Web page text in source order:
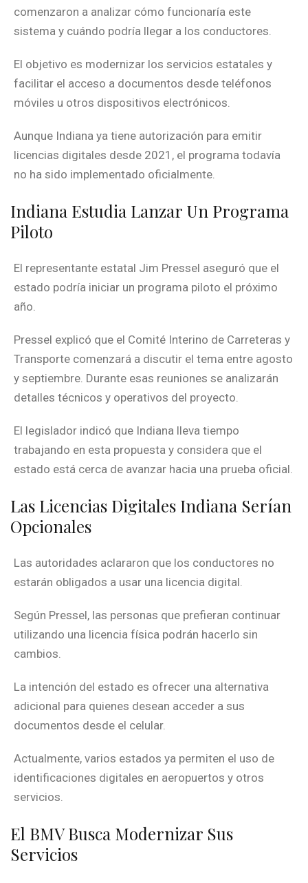
comenzaron a analizar cómo funcionaría este
sistema y cuándo podría llegar a los conductores.
El objetivo es modernizar los servicios estatales y
facilitar el acceso a documentos desde teléfonos
móviles u otros dispositivos electrónicos.
Aunque Indiana ya tiene autorización para emitir
licencias digitales desde 2021, el programa todavía
no ha sido implementado oficialmente.
Indiana Estudia Lanzar Un Programa
Piloto
El representante estatal Jim Pressel aseguró que el
estado podría iniciar un programa piloto el próximo
año.
Pressel explicó que el Comité Interino de Carreteras y
Transporte comenzará a discutir el tema entre agosto
y septiembre. Durante esas reuniones se analizarán
detalles técnicos y operativos del proyecto.
El legislador indicó que Indiana lleva tiempo
trabajando en esta propuesta y considera que el
estado está cerca de avanzar hacia una prueba oficial.
Las Licencias Digitales Indiana Serían
Opcionales
Las autoridades aclararon que los conductores no
estarán obligados a usar una licencia digital.
Según Pressel, las personas que prefieran continuar
utilizando una licencia física podrán hacerlo sin
cambios.
La intención del estado es ofrecer una alternativa
adicional para quienes desean acceder a sus
documentos desde el celular.
Actualmente, varios estados ya permiten el uso de
identificaciones digitales en aeropuertos y otros
servicios.
El BMV Busca Modernizar Sus
Servicios